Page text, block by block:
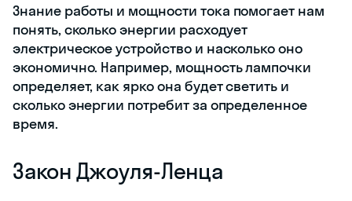
Знание работы и мощности тока помогает нам
понять, сколько энергии расходует
электрическое устройство и насколько оно
экономично. Например, мощность лампочки
определяет, как ярко она будет светить и
сколько энергии потребит за определенное
время.
Закон Джоуля-Ленца